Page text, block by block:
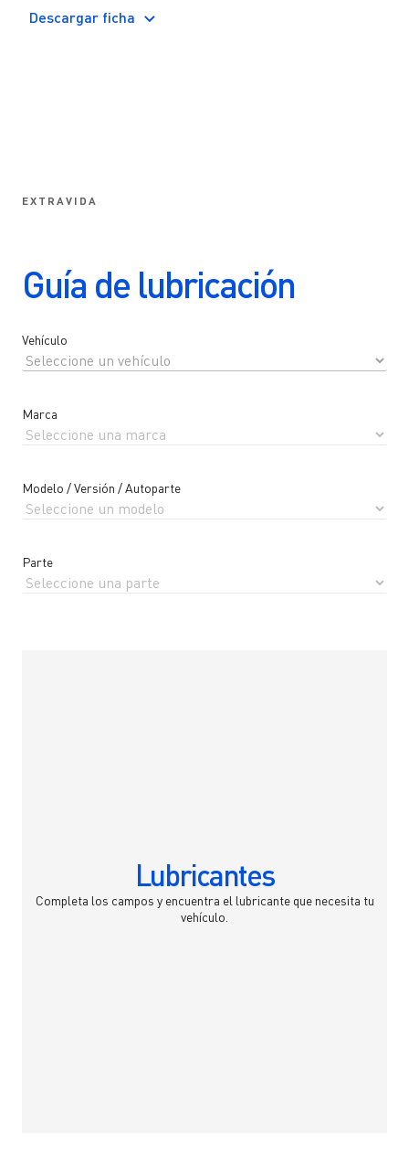
También otorga una óptima fluidez en arranque en
Descargar ficha
EXTRAVIDA
Guía de lubricación
Vehículo
Marca
Modelo / Versión / Autoparte
Parte
Lubricantes
Completa los campos y encuentra el lubricante que necesita tu
vehículo.